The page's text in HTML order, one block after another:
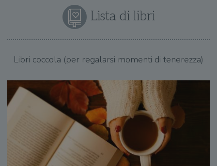
Lista di libri
Libri coccola (per regalarsi momenti di tenerezza)